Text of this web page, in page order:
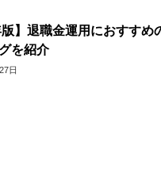
版】退職金運用におすす
を紹介
日